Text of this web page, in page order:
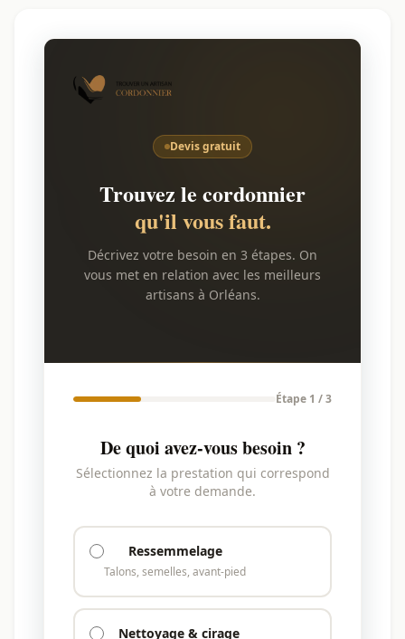
Devis gratuit
Trouvez le cordonnier
qu'il vous faut.
Décrivez votre besoin en 3 étapes. On
vous met en relation avec les meilleurs
artisans à Orléans.
Étape 1 / 3
De quoi avez-vous besoin ?
Sélectionnez la prestation qui correspond
à votre demande.
Ressemmelage
Talons, semelles, avant-pied
Nettoyage & cirage